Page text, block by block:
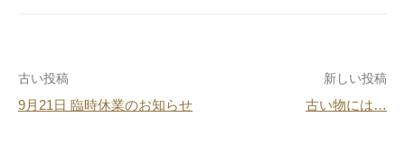
o
k
投
稿
古い投稿
9月21日 臨時休業のお知らせ
新しい投稿
古い物には…